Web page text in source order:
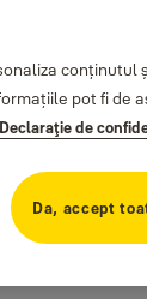
conținutul
pot fi de
Declaraţie de
Da, accept